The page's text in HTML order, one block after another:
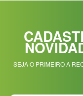
SEJA O PRIMEIRO A